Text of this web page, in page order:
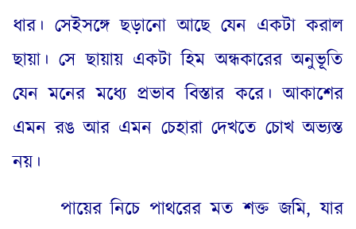
ধার। সেইসঙ্গে ছড়ানো আছে যেন একটা করাল
ছায়া । সে ছায়ায় একটা হিম অন্ধকারের অনুভূতি
যেন মনের মধ্যে প্রভাব বিস্তার করে। আকাশের
এমন রঙ আর এমন চেহারা দেখতে চোখ অভ্যস্ত
নয় ।
পায়ের নিচে পাথরের মত শক্ত জমি,যার